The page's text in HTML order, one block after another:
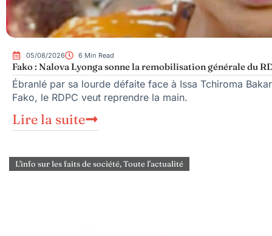
05/08/2026 6 Min Read
Fako : Nalova Lyonga sonne la remobilisation générale du
Ébranlé par sa lourde défaite face à Issa Tchiroma
Fako, le RDPC veut reprendre la main.
Lire la suite
L'info sur les faits de société,Toute l'actualité